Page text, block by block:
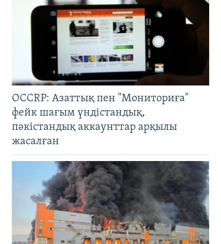
OCCRP: Азаттық пен "Мониториға"
фейк шағым үндістандық,
пәкістандық аккаунттар арқылы
жасалған